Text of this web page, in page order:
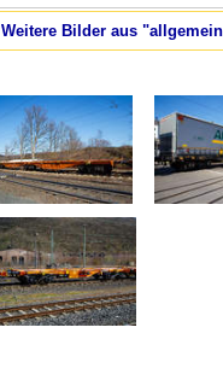
Weitere Bilder aus